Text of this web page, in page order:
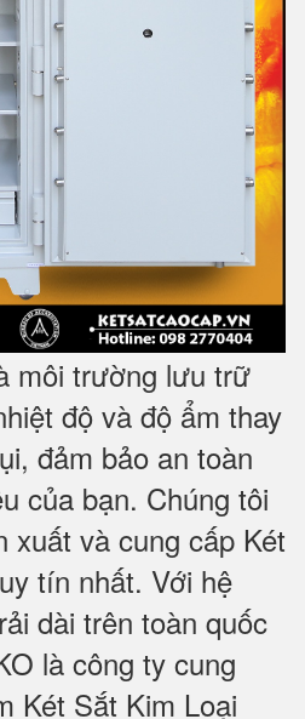
môi trường lưu trữ
độ và độ ẩm thay
đảm bảo an toàn
của bạn. Chúng tôi
xuất và cung cấp Két
tín nhất. Với hệ
dài trên toàn quốc
là công ty cung
Két Sắt Kim Loại